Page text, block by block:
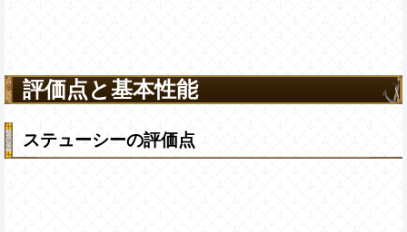
評価点と基本性能
ステューシーの評価点